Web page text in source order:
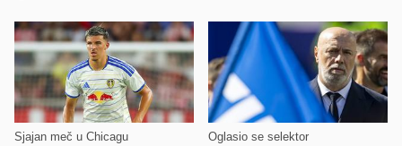
Sjajan meč u Chicagu Oglasio se selektor